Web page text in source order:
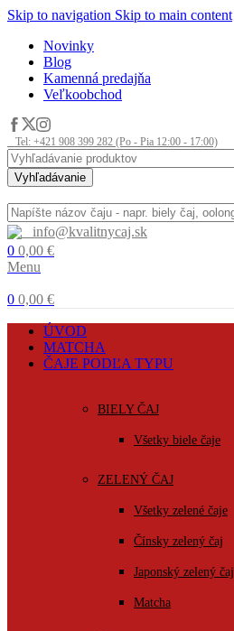
Skip to navigation Skip to main content
Novinky
Blog
Kamenná predajňa
Veľkoobchod
Tel: +421 908 399 282 (Po - Pia 12:00 - 17:00)
Vyhľadávanie
info@kvalitnycaj.sk
0 0,00 €
Menu
0 0,00 €
ÚVOD
MATCHA
ČAJE PODĽA TYPU
BIELY ČAJ
Všetky biele čaje
ZELENÝ ČAJ
Všetky zelené čaje
Čínsky zelený čaj
Japonský zelený čaj
Matcha